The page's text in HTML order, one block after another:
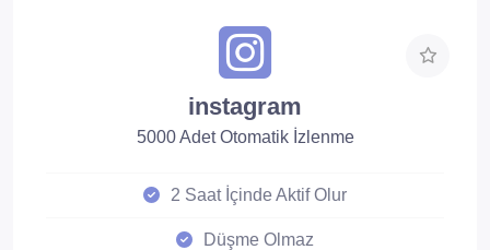
instagram
5000 Adet Otomatik İzlenme
2 Saat İçinde Aktif Olur
Düşme Olmaz